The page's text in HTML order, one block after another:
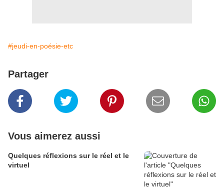
#jeudi-en-poésie-etc
Partager
Vous aimerez aussi
Quelques réflexions sur le réel et le
virtuel